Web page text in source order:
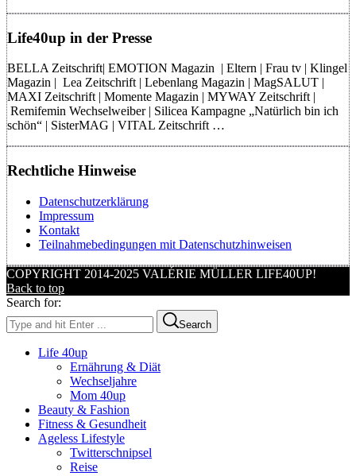
Life40up in der Presse
BELLA Zeitschrift| EMOTION Magazin | Eltern | Frau tv | Klingel
Magazin | Lea Zeitschrift | Lebenlang Magazin | MagSALUT |
MAXI Zeitschrift | Momente Magazin | MYWAY Zeitschrift |
Remifemin Wechselweiber | Silicea Kampagne „Natürlich bin ich
schön“ | SisterMAG | VITAL Zeitschrift …
Rechtliche Hinweise
Datenschutzerklärung
Impressum
Kontakt
Teilnahmebedingungen mit Datenschutzhinweisen
COPYRIGHT 2014-2025 VALÉRIE MÜLLER LIFE40UP!
Back to top
Search for:
Search
Life 40up
Ernährung & Diät
Wechseljahre
Mom 40up
Beauty & Fashion
Fitness & Gesundheit
Ageless Lifestyle
Twitterschnipsel
Reise